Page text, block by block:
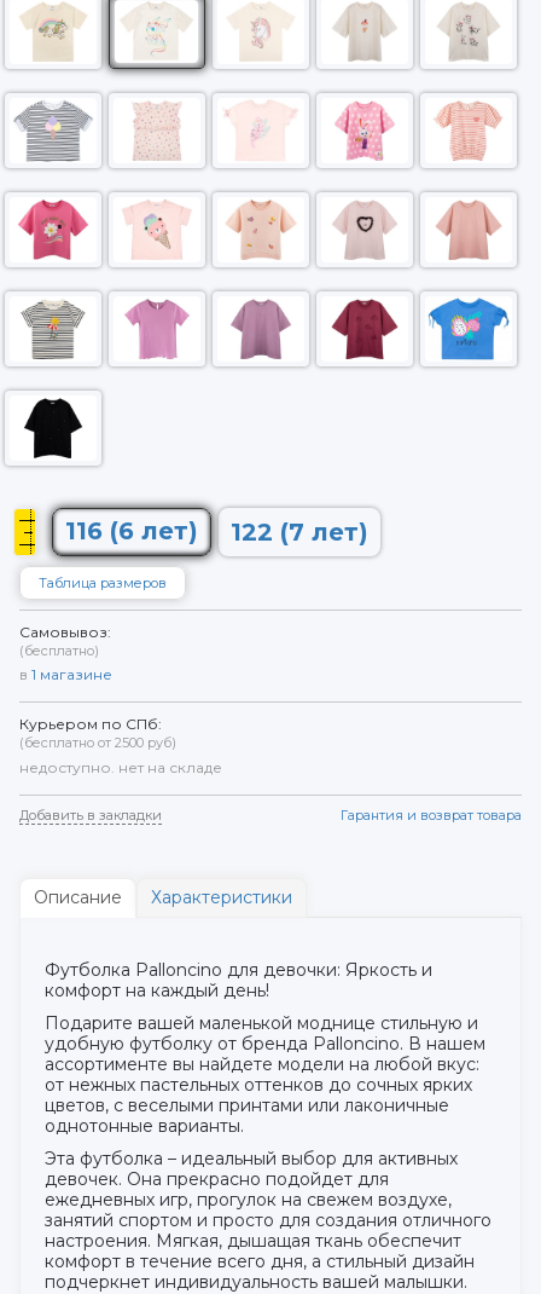
116 (6 лет) 122 (7 лет)
Таблица размеров
Самовывоз:
(бесплатно)
в 1 магазине
Курьером по СПб:
(бесплатно от 2500 руб)
недоступно. нет на складе
Добавить в закладки Гарантия и возврат товара
Описание Характеристики
Футболка Palloncino для девочки: Яркость и
комфорт на каждый день!
Подарите вашей маленькой моднице стильную и
удобную футболку от бренда Palloncino. В нашем
ассортименте вы найдете модели на любой вкус:
от нежных пастельных оттенков до сочных ярких
цветов, с веселыми принтами или лаконичные
однотонные варианты.
Эта футболка – идеальный выбор для активных
девочек. Она прекрасно подойдет для
ежедневных игр, прогулок на свежем воздухе,
занятий спортом и просто для создания отличного
настроения. Мягкая, дышащая ткань обеспечит
комфорт в течение всего дня, а стильный дизайн
подчеркнет индивидуальность вашей малышки.